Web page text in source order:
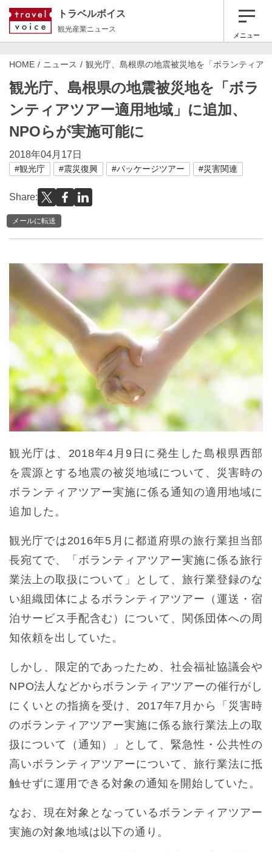
トラベルボイス
観光産業ニュース
メニュー
HOME ニュース 観光庁、島根県の地震被災地を「ボランティア
観光庁、島根県の地震被災地を「ボラ
ンティアツアー適用地域」に追加、
NPOらが実施可能に
2018年04月17日
#観光庁 #震災復興 #パッケージツアー #災害関連
Share:
メールに転送
観光庁は、2018年4月9日に発生した島根県西部
を震源とする地震の被災地域について、災害時の
ボランティアツアー実施に係る通知の適用地域に
追加した。
観光庁では2016年5月に都道府県の旅行業担当部
長宛てで、「ボランティアツアー実施に係る旅行
業法上の取扱について」として、旅行業登録のな
い組織団体によるボランティアツアー（運送・宿
泊サービス手配含む）について、関係団体への周
知依頼を出していた。
しかし、限定的であったため、社会福祉協議会や
NPO法人などからボランティアツアーの催行がし
にくいとの指摘を受け、2017年7月から「災害時
のボランティアツアー実施に係る旅行業法上の取
扱について（通知）」として、緊急性・公共性の
高いボランティアツアーについて、旅行業法に抵
触せずに運用できる対象の通知を開始していた。
なお、現在対象となっているボランティアツアー
実施の対象地域は以下の通り。